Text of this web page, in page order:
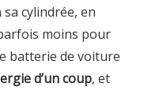
cylindrée, en
moins pour
batterie de voiture
d’un coup, et